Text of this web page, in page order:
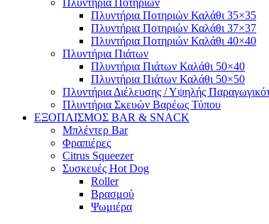
Πλυντήρια Ποτηριών
Πλυντήρια Ποτηριών Καλάθι 35×35
Πλυντήρια Ποτηριών Καλάθι 37×37
Πλυντήρια Ποτηριών Καλάθι 40×40
Πλυντήρια Πιάτων
Πλυντήρια Πιάτων Καλάθι 50×40
Πλυντήρια Πιάτων Καλάθι 50×50
Πλυντήρια Διέλευσης / Υψηλής
Πλυντήρια Σκευών Βαρέως Τύπου
ΕΞΟΠΛΙΣΜΟΣ BAR & SNACK
Μπλέντερ Bar
Φραπιέρες
Citrus Squeezer
Συσκευές Hot Dog
Roller
Βρασμού
Ψωμιέρα